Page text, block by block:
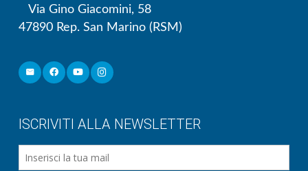
Via Gino Giacomini, 58
47890 Rep. San Marino (RSM)
ISCRIVITI ALLA NEWSLETTER